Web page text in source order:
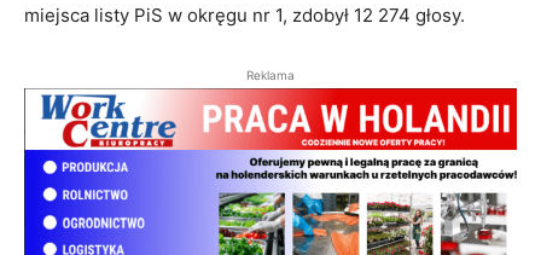
miejsca listy PiS w okręgu nr 1, zdobył 12 274 głosy.
Reklama